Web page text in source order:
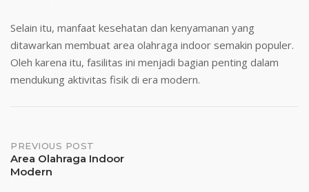
Selain itu, manfaat kesehatan dan kenyamanan yang
ditawarkan membuat area olahraga indoor semakin populer.
Oleh karena itu, fasilitas ini menjadi bagian penting dalam
mendukung aktivitas fisik di era modern.
Post
navigation
PREVIOUS POST
Area Olahraga Indoor
Modern